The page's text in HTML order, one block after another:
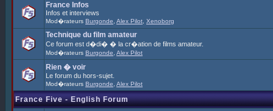
France Infos
Infos et interviews
Mod�rateurs Burgonde Alex Pilot Xenoborg
Technique du film amateur
Ce forum est d�di� � la cr�ation de films amateur.
Mod�rateurs Burgonde Alex Pilot
Rien � voir
Le forum du hors-sujet.
Mod�rateurs Burgonde Alex Pilot
France Five - English Forum